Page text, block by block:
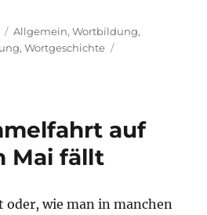
Kategorien
Allgemein,Wortbildung,
,Wortgeschichte
auf
Mai fällt
wie man in manchen